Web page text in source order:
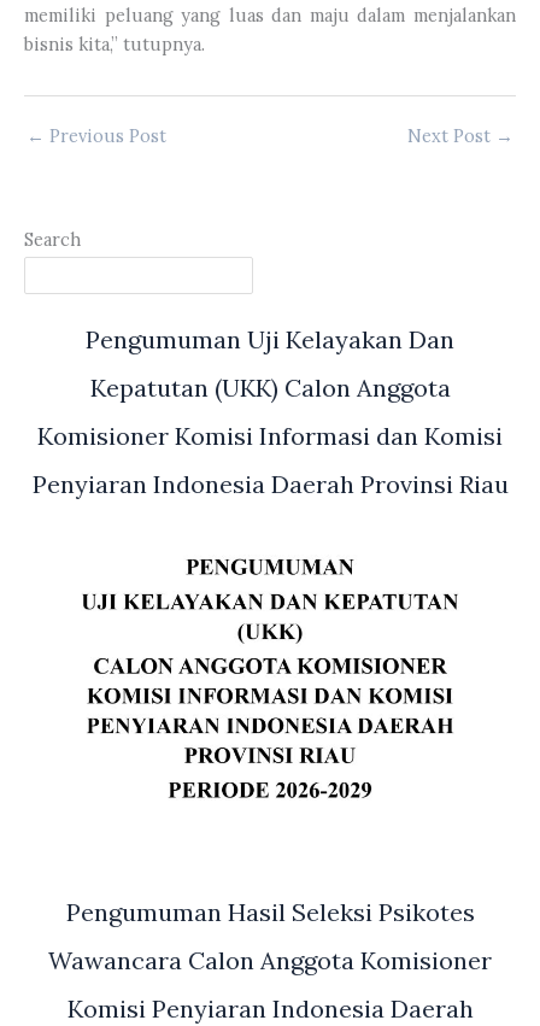
memiliki peluang yang luas dan maju dalam menjalankan
bisnis kita,” tutupnya.
← Previous Post Next Post →
Search
Pengumuman Uji Kelayakan Dan
Kepatutan (UKK) Calon Anggota
Komisioner Komisi Informasi dan Komisi
Penyiaran Indonesia Daerah Provinsi Riau
Pengumuman Hasil Seleksi Psikotes
Wawancara Calon Anggota Komisioner
Komisi Penyiaran Indonesia Daerah